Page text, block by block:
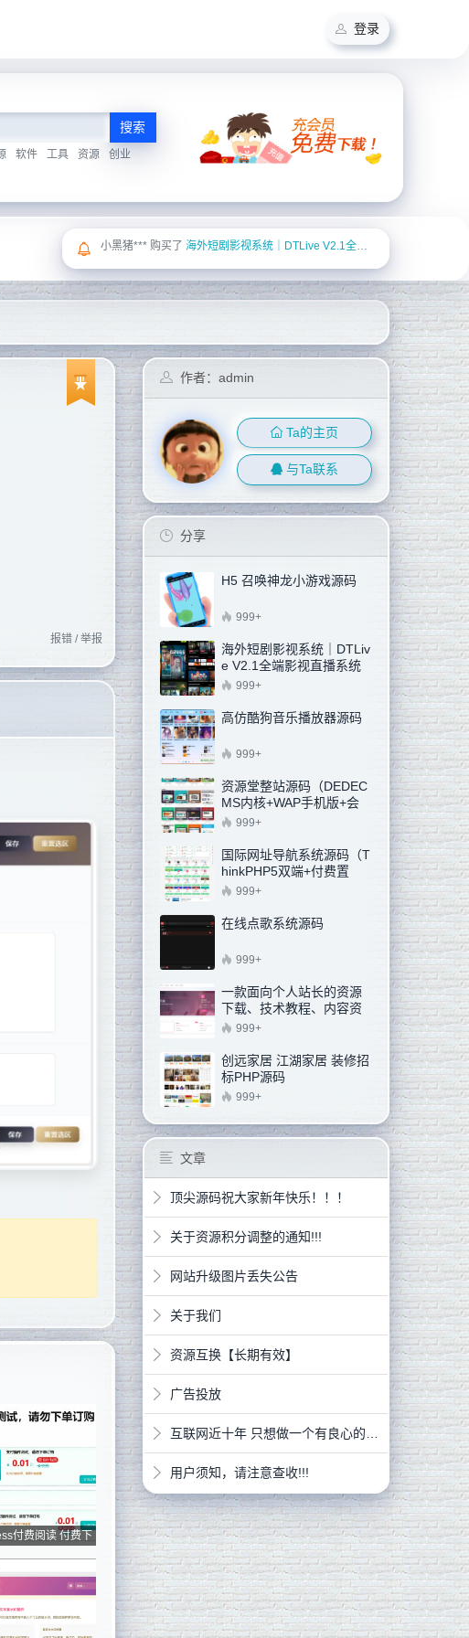
登录
搜索
软件 工具 资源 创业
Yan*** 购买了在线点歌系统源码
报错 / 举报
付费阅读 付费下
作者：admin
Ta的主页
与Ta联系
分享
H5 召唤神龙小游戏源码
999+
海外短剧影视系统｜DTLiv
e V2.1全端影视直播系统
汉化增强版（新增邮箱注
999+
高仿酷狗音乐播放器源码
999+
资源堂整站源码（DEDEC
MS内核+WAP手机版+会
员模块）
999+
国际网址导航系统源码（T
hinkPHP5双端+付费置
顶）999+
在线点歌系统源码
999+
一款面向个人站长的资源
下载、技术教程、内容资
讯类站点的 WordPress 主
999+
创远家居 江湖家居 装修招
标PHP源码
999+
文章
顶尖源码祝大家新年快乐！！！
关于资源积分调整的通知!!!
网站升级图片丢失公告
关于我们
资源互换【长期有效】
广告投放
互联网近十年 只想做一个有良心的网站
用户须知，请注意查收!!!